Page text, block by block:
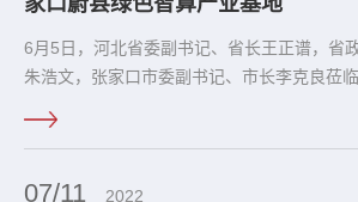
6月5日，河北省委副书记、省长王正谱，省
朱浩文，张家口市委副书记、市长李克良莅
07/11 2022